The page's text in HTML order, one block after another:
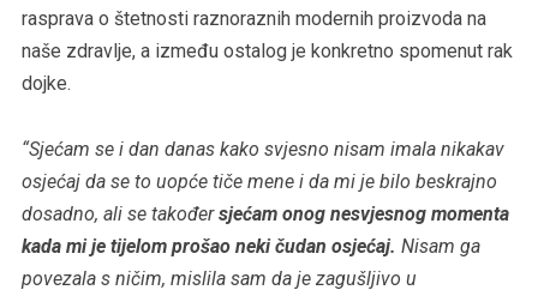
rasprava o štetnosti raznoraznih modernih proizvoda na
naše zdravlje, a između ostalog je konkretno spomenut rak
dojke.
“Sjećam se i dan danas kako svjesno nisam imala nikakav
osjećaj da se to uopće tiče mene i da mi je bilo beskrajno
dosadno, ali se takođersjećam onog nesvjesnog momenta
kada mi je tijelom prošao neki čudan osjećaj. Nisam ga
povezala s ničim, mislila sam da je zagušljivo u